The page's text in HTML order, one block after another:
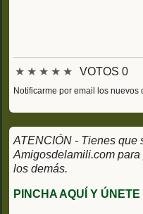
★ ★ ★ ★ ★ VOTOS 0
Notificarme por email los nuevos
ATENCIÓN - Tienes que
Amigosdelamili.com
los demás.
PINCHA AQUÍ Y